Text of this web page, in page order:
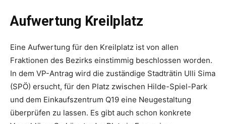
Aufwertung Kreilplatz
Eine Aufwertung für den Kreilplatz ist von allen
Fraktionen des Bezirks einstimmig beschlossen worden.
In dem VP-Antrag wird die zuständige Stadträtin Ulli Sima
(SPÖ) ersucht, für den Platz zwischen Hilde-Spiel-Park
und dem Einkaufszentrum Q19 eine Neugestaltung
überprüfen zu lassen. Es gibt auch schon konkrete